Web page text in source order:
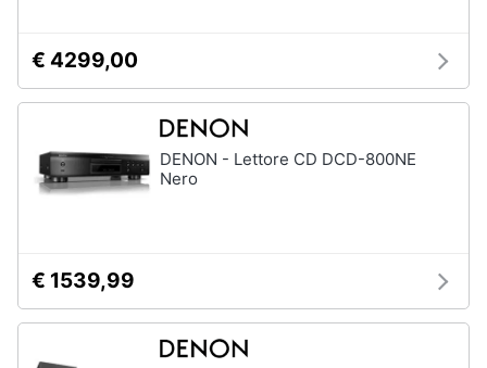
€ 4299,00
DENON - Lettore CD DCD-800NE
Nero
€ 1539,99